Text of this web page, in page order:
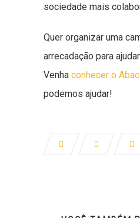
sociedade mais
Quer organizar uma
arrecadação para
Venha conhecer o
podemos ajudar!